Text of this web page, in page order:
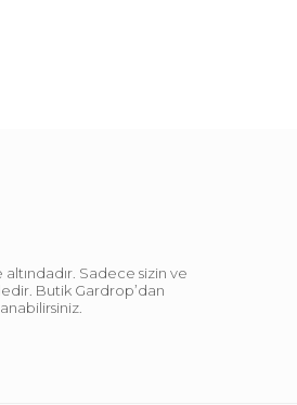
Sadece sizin ve
Butik Gardrop’dan